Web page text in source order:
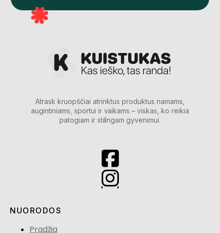
Atrask kruopščiai atrinktus produktus namams,
augintiniams, sportui ir vaikams – viskas, ko reikia
patogiam ir stilingam gyvenimui.
NUORODOS
Pradžia